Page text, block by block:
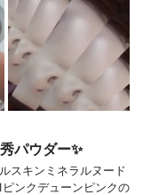
パウダー✨
スキンミネラルヌード
ンクデューンピンクの